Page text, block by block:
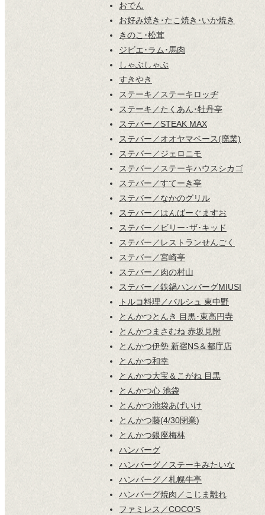
おでん
お好み焼き･たこ焼き･いか焼き
きのこ･松茸
ジビエ･ラム･馬肉
しゃぶしゃぶ
すきやき
ステーキ／ステーキロッヂ
ステーキ／たくあん･牡丹亭
ステバー／STEAK MAX
ステバー／オオヤマベース(廃業)
ステバー／ジェロニモ
ステバー／ステーキハウスシカゴ
ステバー／すてーき亭
ステバー／なかのグリル
ステバー／はんばーぐますお
ステバー／ビリー･ザ･キッド
ステバー／レストランせんごく
ステバー／宮崎亭
ステバー／肉の村山
ステバー／鉄鍋ハンバーグMIUSI
トルコ料理／バルシュ 東中野
とんかつとんき 目黒･東高円寺
とんかつまさむね 赤坂見附
とんかつ伊勢 新宿NS＆都庁店
とんかつ和幸
とんかつ大宝＆こがね 目黒
とんかつ心 池袋
とんかつ池袋あげいけ
とんかつ藤(4/30閉業)
とんかつ銀座梅林
ハンバーグ
ハンバーグ／ステーキみたいな
ハンバーグ／札幌牛亭
ハンバーグ焼肉／こじま離れ
ファミレス／COCO'S